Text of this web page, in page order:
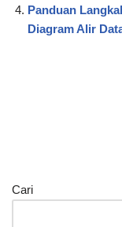
Panduan
Diagram Alir
Cari